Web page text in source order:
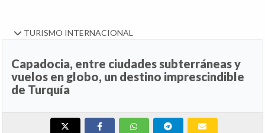
TURISMO INTERNACIONAL
Capadocia, entre ciudades subterráneas y
vuelos en globo, un destino imprescindible
de Turquía